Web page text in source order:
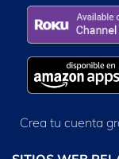
Crea tu cuenta